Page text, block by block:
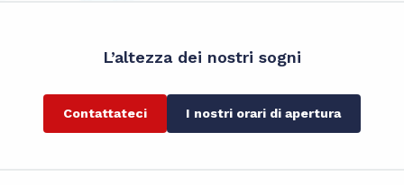
L’altezza dei nostri sogni
Contattateci I nostri orari di apertura